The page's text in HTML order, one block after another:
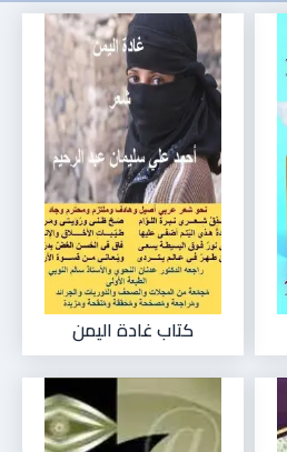
كتاب غادة اليمن